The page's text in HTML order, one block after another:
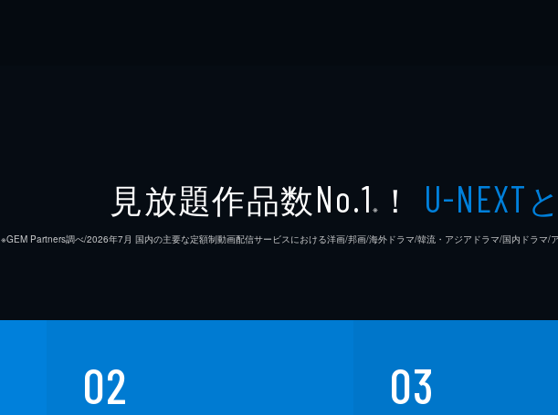
見放題作品数No.1 ※ ！ U-NEXT
※GEM Partners調べ/2026年7⽉ 国内の主要な定額制動画配信サービスにおける洋画/邦画/海外ドラマ/韓流・アジアドラマ/国内ドラマ/
02 03